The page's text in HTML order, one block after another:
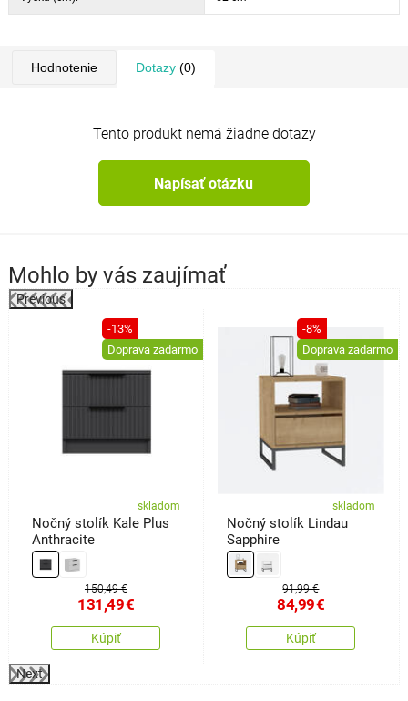
Hodnotenie Dotazy(0)
Tento produkt nemá žiadne dotazy
Napísať otázku
Mohlo by vás zaujímať
Previous
-13%
Doprava zadarmo
skladom
Nočný stolík Kale Plus
Anthracite
150,49 €
131,49€
Kúpiť
-8%
Doprava zadarmo
skladom
Nočný stolík Lindau
Sapphire
91,99 €
84,99€
Kúpiť
Next